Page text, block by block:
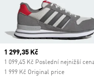
Current price
1 299,35 Kč
1 099,45 Kč Poslední nejnižší
1 999 Kč Original price